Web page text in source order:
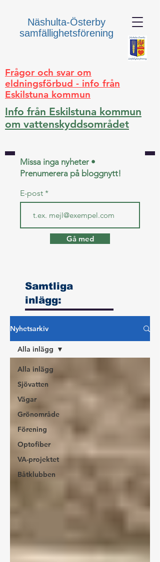
Näshulta-Österby
samfällighetsförening
Info från Eskilstuna kommun
om vattenskyddsområdet
Frågor och svar om
eldningsförbud - info från
Eskilstuna kommun
Missa inga nyheter •
Prenumerera på bloggnytt!
E-post
Gå med
Samtliga
inlägg:
Nyhetsarkiv
Alla inlägg
Sjövatten
Vägar
Grönområde
Förening
Optofiber
VA-projektet
Båtklubben
Alla inlägg